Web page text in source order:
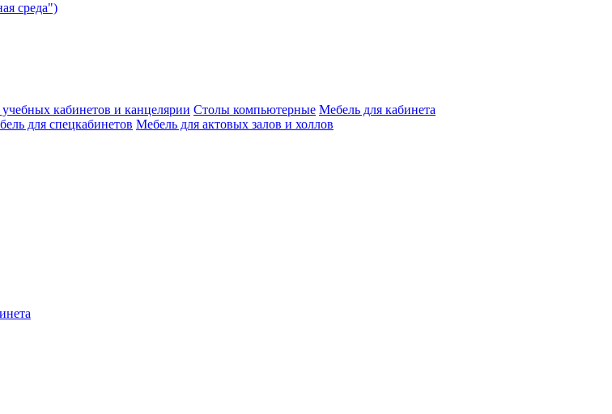
среда")
кабинетов и канцелярии Столы компьютерные Мебель для кабинета
для спецкабинетов Мебель для актовых залов и холлов